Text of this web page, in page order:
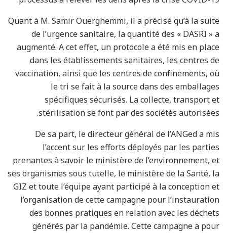
Quant à M. Samir Ouerghemmi, il a précisé qu’à la suite
de l’urgence sanitaire, la quantité des « DASRI » a
augmenté. A cet effet, un protocole a été mis en place
dans les établissements sanitaires, les centres de
vaccination, ainsi que les centres de confinements, où
le tri se fait à la source dans des emballages
spécifiques sécurisés. La collecte, transport et
stérilisation se font par des sociétés autorisées.
De sa part, le directeur général de l’ANGed a mis
l’accent sur les efforts déployés par les parties
prenantes à savoir le ministère de l’environnement, et
ses organismes sous tutelle, le ministère de la Santé, la
GIZ et toute l’équipe ayant participé à la conception et
l’organisation de cette campagne pour l’instauration
des bonnes pratiques en relation avec les déchets
générés par la pandémie. Cette campagne a pour